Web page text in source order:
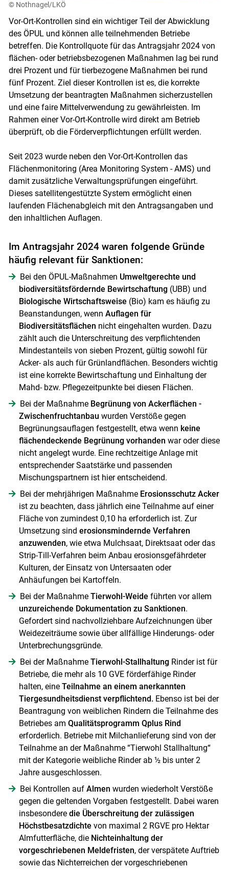
Skip to main content
© Nothnagel/LKÖ
Vor-Ort-Kontrollen sind ein wichtiger Teil der Abwicklung
des ÖPUL und können alle teilnehmenden Betriebe
betreffen. Die Kontrollquote für das Antragsjahr 2024 von
flächen- oder betriebsbezogenen Maßnahmen lag bei rund
drei Prozent und für tierbezogene Maßnahmen bei rund
fünf Prozent. Ziel dieser Kontrollen ist es, die korrekte
Umsetzung der beantragten Maßnahmen sicherzustellen
und eine faire Mittelverwendung zu gewährleisten. Im
Rahmen einer Vor-Ort-Kontrolle wird direkt am Betrieb
überprüft, ob die Förderverpflichtungen erfüllt werden.
Seit 2023 wurde neben den Vor-Ort-Kontrollen das
Flächenmonitoring (Area Monitoring System - AMS) und
damit zusätzliche Verwaltungsprüfungen eingeführt.
Dieses satellitengestützte System ermöglicht einen
laufenden Flächenabgleich mit den Antragsangaben und
den inhaltlichen Auflagen.
Im Antragsjahr 2024 waren folgende Gründe
häufig relevant für Sanktionen:
Bei den ÖPUL-Maßnahmen Umweltgerechte und
biodiversitätsfördernde Bewirtschaftung(UBB) und
Biologische Wirtschaftsweise (Bio) kam es häufig zu
Beanstandungen, wenn Auflagen für
Biodiversitätsflächen nicht eingehalten wurden. Dazu
zählt auch die Unterschreitung des verpflichtenden
Mindestanteils von sieben Prozent, gültig sowohl für
Acker- als auch für Grünlandflächen. Besonders wichtig
ist eine korrekte Bewirtschaftung und Einhaltung der
Mahd- bzw. Pflegezeitpunkte bei diesen Flächen.
Bei der Maßnahme Begrünung von Ackerflächen -
Zwischenfruchtanbau wurden Verstöße gegen
Begrünungsauflagen festgestellt, etwa wenn keine
flächendeckende Begrünung vorhanden war oder diese
nicht angelegt wurde. Eine rechtzeitige Anlage mit
entsprechender Saatstärke und passenden
Mischungspartnern ist hier entscheidend.
Bei der mehrjährigen Maßnahme Erosionsschutz Acker
ist zu beachten, dass jährlich eine Teilnahme auf einer
Fläche von zumindest 0,10 ha erforderlich ist. Zur
Umsetzung sind erosionsmindernde Verfahren
anzuwenden, wie etwa Mulchsaat, Direktsaat oder das
Strip-Till-Verfahren beim Anbau erosionsgefährdeter
Kulturen, der Einsatz von Untersaaten oder
Anhäufungen bei Kartoffeln.
Bei der Maßnahme Tierwohl-Weide führten vor allem
unzureichende Dokumentation zu Sanktionen.
Gefordert sind nachvollziehbare Aufzeichnungen über
Weidezeiträume sowie über allfällige Hinderungs- oder
Unterbrechungsgründe.
Bei der Maßnahme Tierwohl-StallhaltungRinder ist für
Betriebe, die mehr als 10 GVE förderfähige Rinder
halten, eine Teilnahme an einem anerkannten
Tiergesundheitsdienst verpflichtend.Ebenso ist bei der
Beantragung von weiblichen Rindern die Teilnahme des
Betriebes am Qualitätsprogramm Qplus Rind
erforderlich. Betriebe mit Milchanlieferung sind von der
Teilnahme an der Maßnahme “Tierwohl Stallhaltung“
mit der Kategorie weibliche Rinder ab ½ bis unter 2
Jahre ausgeschlossen.
Bei Kontrollen auf Almen wurden wiederholt Verstöße
gegen die geltenden Vorgaben festgestellt. Dabei waren
insbesondere die Überschreitung der zulässigen
Höchstbesatzdichte von maximal 2 RGVE pro Hektar
Almfutterfläche, die Nichteinhaltung der
vorgeschriebenen Meldefristen, der verspätete Auftrieb
sowie das Nichterreichen der vorgeschriebenen